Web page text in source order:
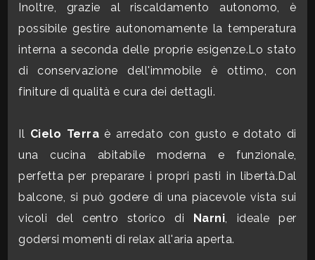
Inoltre, grazie al riscaldamento autonomo, è
possibile gestire autonomamente la temperatura
interna a seconda delle proprie esigenze.Lo stato
di conservazione dell'immobile è ottimo, con
finiture di qualità e cura dei dettagli.
Il Cielo Terra è arredato con gusto e dotato di
una cucina abitabile moderna e funzionale,
perfetta per preparare i propri pasti in libertà.Dal
balcone, si può godere di una piacevole vista sui
vicoli del centro storico di Narni, ideale per
godersi momenti di relax all'aria aperta.
Qualsiasi
3
4
5